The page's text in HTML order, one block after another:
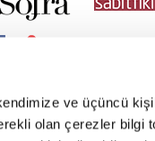
ve üçüncü
olan çerezler bilgi